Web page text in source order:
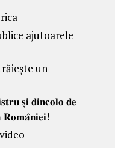
ajutoarele
un
𝐬̦𝐢 𝐝𝐢𝐧𝐜𝐨𝐥𝐨 𝐝𝐞
𝐑𝐨𝐦𝐚̂𝐧𝐢𝐞𝐢!